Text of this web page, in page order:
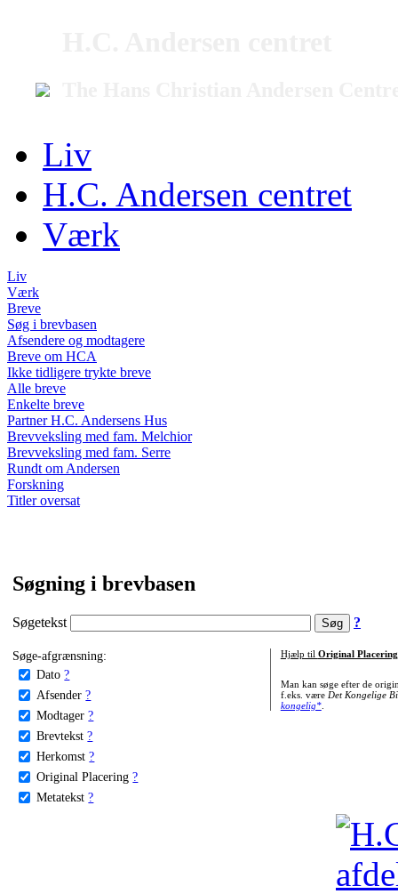
Liv
H.C. Andersen centret
Værk
Liv
Værk
Breve
Søg i brevbasen
Afsendere og modtagere
Breve om HCA
Ikke tidligere trykte breve
Alle breve
Enkelte breve
Partner H.C. Andersens Hus
Brevveksling med fam. Melchior
Brevveksling med fam. Serre
Rundt om Andersen
Forskning
Titler oversat
Søgning i brevbasen
Søgetekst ?
Søge-afgrænsning:
Dato ?
Afsender ?
Modtager ?
Brevtekst ?
Herkomst ?
Original Placering ?
Metatekst ?
Hjælp til Original Placering
Man kan søge efter de
f.eks. være Det Kongelige
kongelig*.